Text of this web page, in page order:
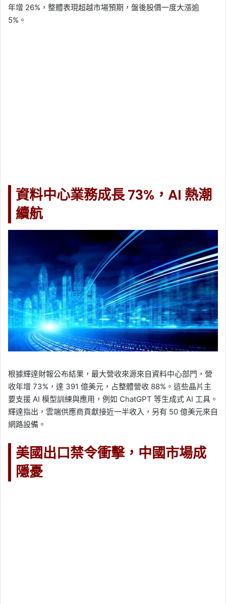
年增 26%，整體表現超越市場預期，盤後股價一度大漲逾
5%。
資料中心業務成長 73%，AI 熱潮
續航
根據輝達財報公布結果，最大營收來源來自資料中心部門，營
收年增 73%，達 391 億美元，占整體營收 88%。這些晶片主
要支援 AI 模型訓練與應用，例如 ChatGPT 等生成式 AI 工具。
輝達指出，雲端供應商貢獻接近一半收入，另有 50 億美元來自
網路設備。
美國出口禁令衝擊，中國市場成
隱憂